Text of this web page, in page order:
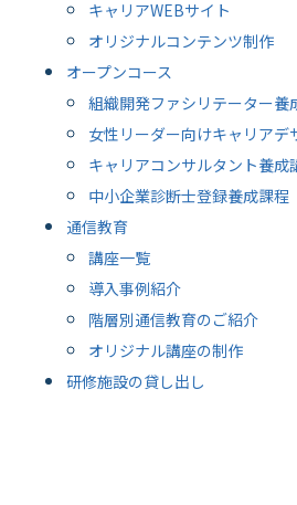
キャリアWEBサイト
オリジナルコンテンツ制作
オープンコース
組織開発ファシリテーター養
女性リーダー向けキャリアデ
キャリアコンサルタント養成
中小企業診断士登録養成課程
通信教育
講座一覧
導入事例紹介
階層別通信教育のご紹介
オリジナル講座の制作
研修施設の貸し出し